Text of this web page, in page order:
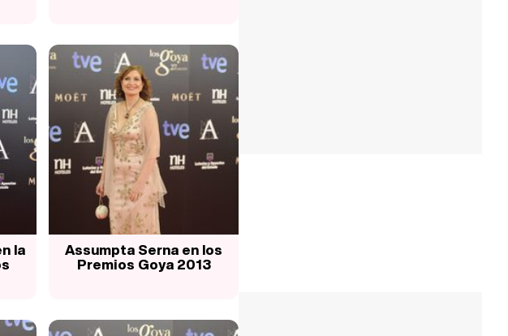
la Assumpta Serna en los
Premios Goya 2013